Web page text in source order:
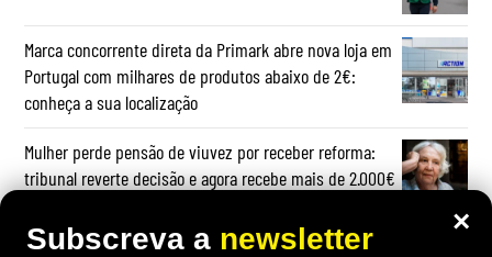
Marca concorrente direta da Primark abre nova loja em
Portugal com milhares de produtos abaixo de 2€:
conheça a sua localização
Mulher perde pensão de viuvez por receber reforma:
tribunal reverte decisão e agora recebe mais de 2.000€
×
Subscreva a newsletter